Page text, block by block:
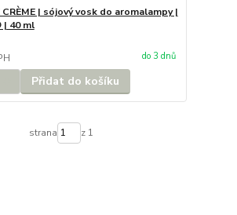
CRÈME | sójový vosk do aromalampy |
| 40 ml
do 3 dnů
Přidat do košíku
strana z 1